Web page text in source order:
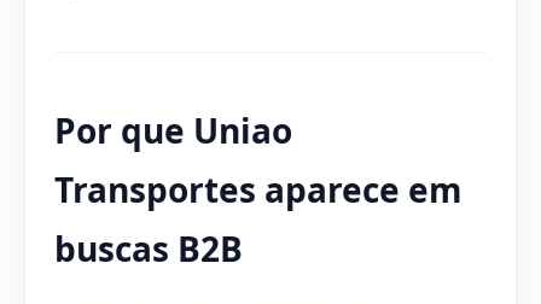
Por que Uniao
Transportes aparece em
buscas B2B